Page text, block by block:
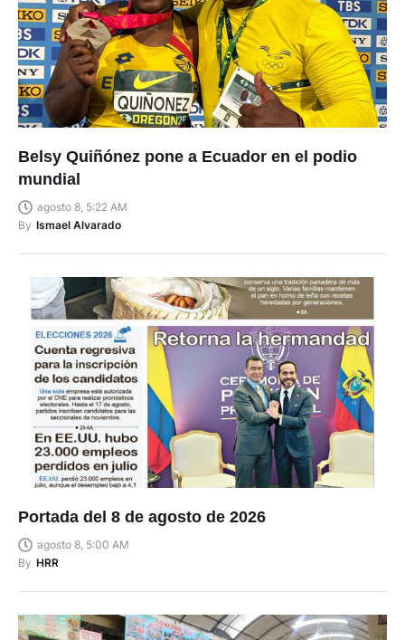
Belsy Quiñónez pone a Ecuador en el podio
mundial
agosto 8, 5:22 AM
By Ismael Alvarado
Portada del 8 de agosto de 2026
agosto 8, 5:00 AM
By HRR